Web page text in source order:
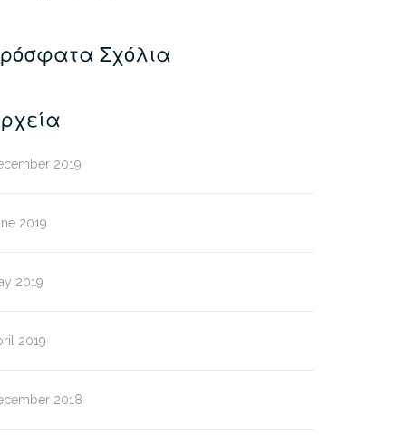
Σχόλια
2019
2019
2019
2019
2018